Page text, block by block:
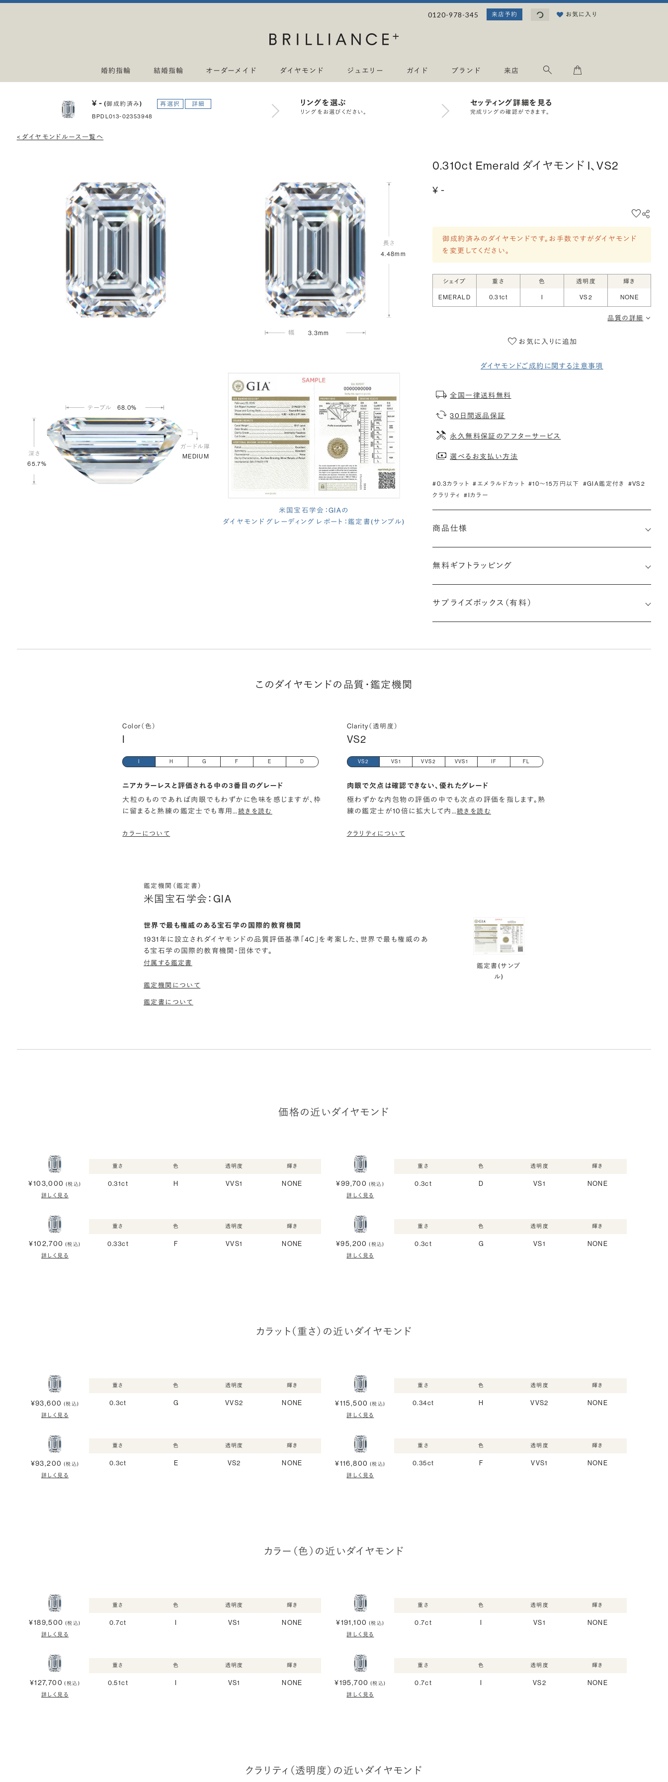
0120-978-345 来店予約 読み込み中...お気に入り
婚約指輪 結婚指輪 オーダーメイド ダイヤモンド ジュエリー ガイド ブランド 来店
¥ -(御成約済み) 再選択 詳細
BPDL013-02353948
リングを選ぶ
リングをお選びください。
セッティング詳細を見る
完成リングの確認ができます。
< ダイヤモンドルース一覧へ
4.48mm
3.3mm
65.7%
68.0%
MEDIUM
米国宝石学会：GIAの
ダイヤモンド グレーディング レポート：鑑定書(サンプル)
0.310ct Emerald ダイヤモンド I、VS2
¥ -
御成約済みのダイヤモンドです。お手数ですがダイヤモンド
を変更してください。
シェイプ 重さ 色 透明度 輝き
EMERALD 0.31ct VS2 NONE
品質の詳細
お気に入りに追加
ダイヤモンドご成約に関する注意事項
全国一律送料無料
30日間返品保証
永久無料保証のアフターサービス
選べるお支払い方法
#0.3カラット #エメラルドカット #10〜15万円以下 #GIA鑑定付き
#VS2
クラリティ
#Iカラー
商品仕様
(長さx幅×深さ)
無料ギフトラッピング
サプライズボックス（有料）
このダイヤモンドの品質・鑑定機関
Color（色）
H G F E D
ニアカラーレスと評価される中の3番目のグレード
大粒のものであれば肉眼でもわずかに色味を感じますが、枠
に留まると熟練の鑑定士でも専用… 続きを読む
カラーについて
Clarity（透明度）
VS2
VS2 VS1 VVS2 VVS1 IF FL
肉眼で欠点は確認できない、優れたグレード
極わずかな内包物の評価の中でも次点の評価を指します。熟
練の鑑定士が10倍に拡大して内…続きを読む
クラリティについて
鑑定機関（鑑定書）
米国宝石学会：GIA
世界で最も権威のある宝石学の国際的教育機関
1931年に設立されダイヤモンドの品質評価基準「4C」を考案した、世界で最も権威のあ
る宝石学の国際的教育機関・団体です。
付属する鑑定書
鑑定機関について
鑑定書について
鑑定書(サンプ
ル)
価格の近いダイヤモンド
¥103,000 (税込)
詳しく見る
重さ
0.31ct
色
H
透明度
VVS1
輝き
NONE ¥99,700 (税込)
詳しく見る
重さ
0.3ct
色
D
透明度
VS1
輝き
NONE
¥102,700 (税込)
詳しく見る
重さ
0.33ct
色
F
透明度
VVS1
輝き
NONE ¥95,200 (税込)
詳しく見る
重さ
0.3ct
色
G
透明度
VS1
輝き
NONE
カラット（重さ）の近いダイヤモンド
¥93,600 (税込)
詳しく見る
重さ
0.3ct
色
G
透明度
VVS2
輝き
NONE ¥115,500 (税込)
詳しく見る
重さ
0.34ct
色
H
透明度
VVS2
輝き
NONE
¥93,200 (税込)
詳しく見る
重さ
0.3ct
色
E
透明度
VS2
輝き
NONE ¥116,800 (税込)
詳しく見る
重さ
0.35ct
色
F
透明度
VVS1
輝き
NONE
カラー（色）の近いダイヤモンド
¥189,500 (税込)
詳しく見る
重さ
0.7ct
色 透明度
VS1
輝き
NONE ¥191,100 (税込)
詳しく見る
重さ
0.7ct
色 透明度
VS1
輝き
NONE
¥127,700 (税込)
詳しく見る
重さ
0.51ct
色 透明度
VS1
輝き
NONE ¥195,700 (税込)
詳しく見る
重さ
0.7ct
色 透明度
VS2
輝き
NONE
クラリティ（透明度）の近いダイヤモンド